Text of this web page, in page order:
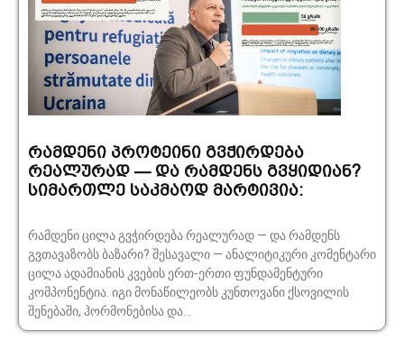
რამდენი პროტეინი გვჭირდება
რეალურად — და რამდენს გვყიდიან?
სიმართლე საკმაოდ მარტივია:
რამდენი ცილა გვჭირდება რეალურად — და რამდენს
გვთავაზობს ბაზარი? შესავალი — ანალიტიკური კომენტარი
ცილა ადამიანის კვების ერთ-ერთი ფუნდამენტური
კომპონენტია. იგი მონაწილეობს კუნთოვანი ქსოვილის
შენებაში, ჰორმონებისა და...